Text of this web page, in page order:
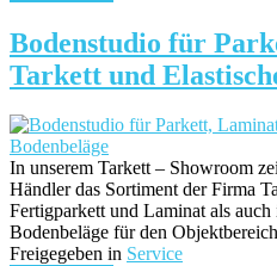
Bodenstudio für
Tarkett und
In unserem Tarkett – Showroom
Händler das Sortiment der Firma
Fertigparkett und Laminat als
Bodenbeläge für den
Freigegeben in Service